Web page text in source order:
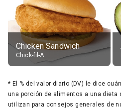
Chicken Sandwich
Chick-fil-A
* El % del valor diario (DV) le dice
una porción de alimentos a una dieta
utilizan para consejos generales de